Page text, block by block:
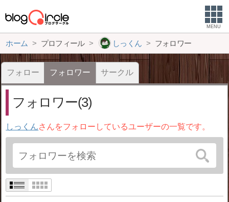
MENU
ホーム プロフィール しっくん フォロワー
フォロー フォロワー サークル
フォロワー(3)
しっくんさんをフォローしているユーザーの一覧です。